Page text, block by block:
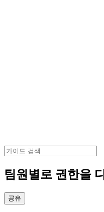
팀원별로 권한을
공유